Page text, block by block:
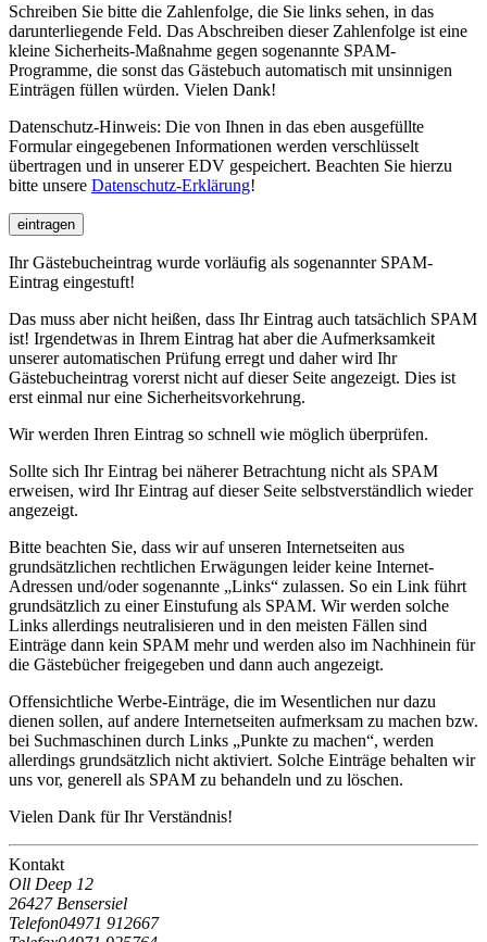
Schreiben Sie bitte die Zahlenfolge, die Sie links sehen, in das
darunterliegende Feld. Das Abschreiben dieser Zahlenfolge ist eine
kleine Sicherheits-Maßnahme gegen sogenannte SPAM-
Programme, die sonst das Gästebuch automatisch mit unsinnigen
Einträgen füllen würden. Vielen Dank!
Datenschutz-Hinweis: Die von Ihnen in das eben ausgefüllte
Formular eingegebenen Informationen werden verschlüsselt
übertragen und in unserer EDV gespeichert. Beachten Sie hierzu
bitte unsere Datenschutz-Erklärung!
eintragen
Ihr Gästebucheintrag wurde vorläufig als sogenannter SPAM-
Eintrag eingestuft!
Das muss aber nicht heißen, dass Ihr Eintrag auch tatsächlich SPAM
ist! Irgendetwas in Ihrem Eintrag hat aber die Aufmerksamkeit
unserer automatischen Prüfung erregt und daher wird Ihr
Gästebucheintrag vorerst nicht auf dieser Seite angezeigt. Dies ist
erst einmal nur eine Sicherheitsvorkehrung.
Wir werden Ihren Eintrag so schnell wie möglich überprüfen.
Sollte sich Ihr Eintrag bei näherer Betrachtung nicht als SPAM
erweisen, wird Ihr Eintrag auf dieser Seite selbstverständlich wieder
angezeigt.
Bitte beachten Sie, dass wir auf unseren Internetseiten aus
grundsätzlichen rechtlichen Erwägungen leider keine Internet-
Adressen und/oder sogenannte „Links“ zulassen. So ein Link führt
grundsätzlich zu einer Einstufung als SPAM. Wir werden solche
Links allerdings neutralisieren und in den meisten Fällen sind
Einträge dann kein SPAM mehr und werden also im Nachhinein für
die Gästebücher freigegeben und dann auch angezeigt.
Offensichtliche Werbe-Einträge, die im Wesentlichen nur dazu
dienen sollen, auf andere Internetseiten aufmerksam zu machen bzw.
bei Suchmaschinen durch Links „Punkte zu machen“, werden
allerdings grundsätzlich nicht aktiviert. Solche Einträge behalten wir
uns vor, generell als SPAM zu behandeln und zu löschen.
Vielen Dank für Ihr Verständnis!
Kontakt
Oll Deep 12
26427 Bensersiel
Telefon04971 912667